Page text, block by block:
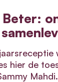
hier de
Mahdi.